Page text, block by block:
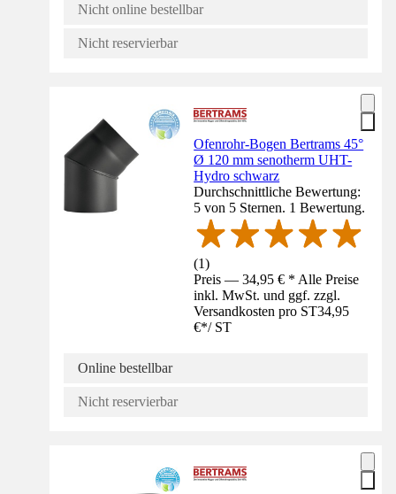
Nicht online bestellbar
Nicht reservierbar
Ofenrohr-Bogen Bertrams 45°
Ø 120 mm senotherm UHT-
Hydro schwarz
Durchschnittliche Bewertung:
5 von 5 Sternen. 1 Bewertung.
(1)
Preis — 34,95 € * Alle Preise
inkl. MwSt. und ggf. zzgl.
Versandkosten pro ST34,95
€*/ ST
Online bestellbar
Nicht reservierbar